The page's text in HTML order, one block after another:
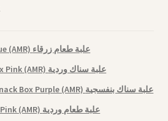
Lunch Box Blue (AMR) علبة طعام زرقاء
Snack Box Pink (AMR) علبة سناك وردية
Snack Box Purple (AMR) علبة سناك بنفسجية
Lunch Box Pink (AMR) علبة طعام وردية